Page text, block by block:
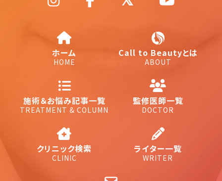
ホーム
HOME
Call to Beautyとは
ABOUT
施術＆お悩み記事一覧
TREATMENT & COLUMN
監修医師一覧
DOCTOR
クリニック検索
CLINIC
ライター一覧
WRITER